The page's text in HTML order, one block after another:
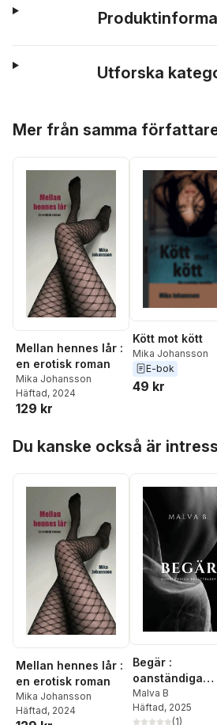
Utforska
Mer från samma
Mellan hennes lår :
en erotisk roman
Mika Johansson
Häftad, 2024
129 kr
Kött mot kött
Mika Johansson
E-bok
49 kr
Du kanske också är
Mellan hennes lår :
en erotisk roman
Mika Johansson
Häftad, 2024
Begär :
oanständiga
berättelser
Malva B
Häftad, 2025
(1)